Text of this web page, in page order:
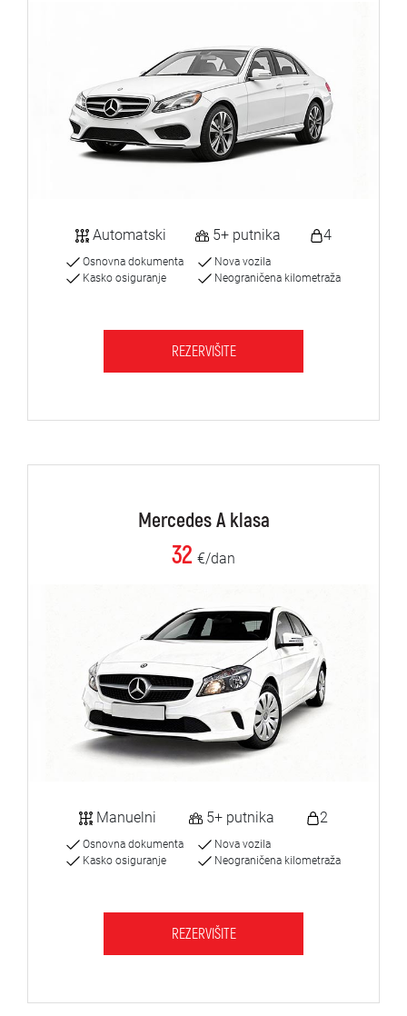
Automatski 5+ putnika 4
Osnovna dokumenta
Kasko osiguranje
Nova vozila
Neograničena kilometraža
REZERVIŠITE
Mercedes A klasa
32 €/dan
Manuelni 5+ putnika 2
Osnovna dokumenta
Kasko osiguranje
Nova vozila
Neograničena kilometraža
REZERVIŠITE